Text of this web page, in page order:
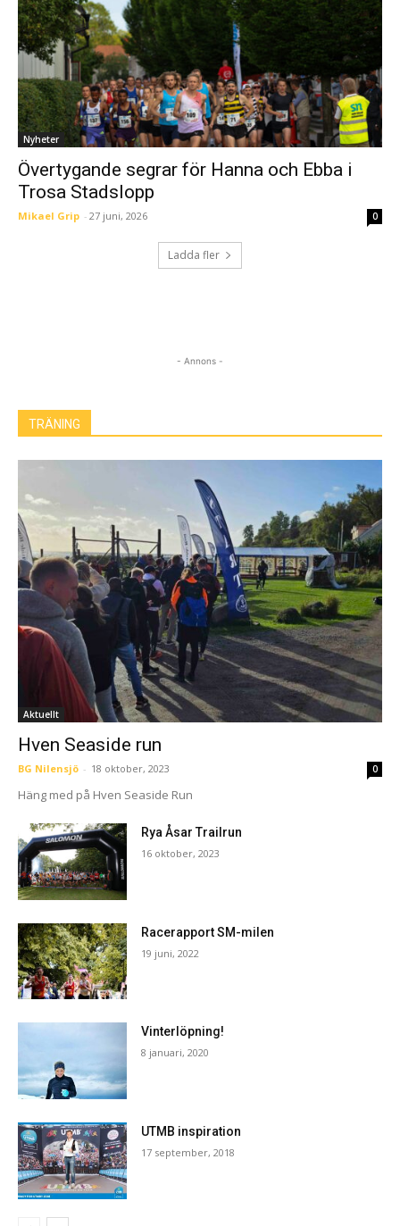
Nyheter
Övertygande segrar för Hanna och Ebba i
Trosa Stadslopp
Mikael Grip - 27 juni, 2026 0
Ladda fler
- Annons -
TRÄNING
Aktuellt
Hven Seaside run
BG Nilensjö - 18 oktober, 2023 0
Häng med på Hven Seaside Run
Rya Åsar Trailrun
16 oktober, 2023
Racerapport SM-milen
19 juni, 2022
Vinterlöpning!
8 januari, 2020
UTMB inspiration
17 september, 2018